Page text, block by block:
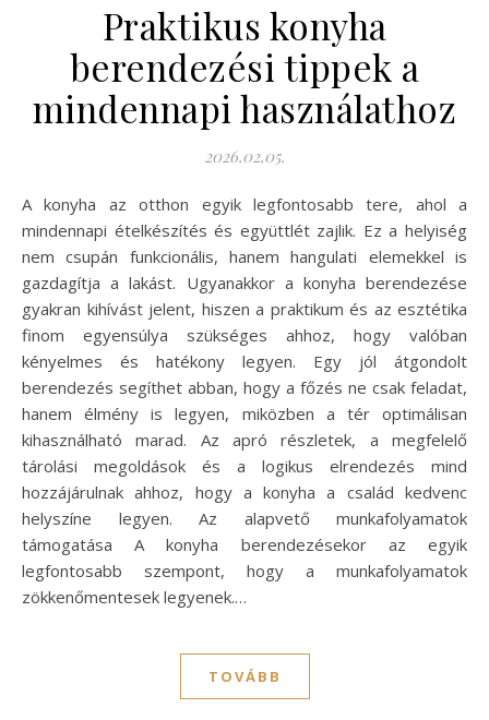
Praktikus konyha
berendezési tippek a
mindennapi használathoz
2026.02.05.
A konyha az otthon egyik legfontosabb tere, ahol a
mindennapi ételkészítés és együttlét zajlik. Ez a helyiség
nem csupán funkcionális, hanem hangulati elemekkel is
gazdagítja a lakást. Ugyanakkor a konyha berendezése
gyakran kihívást jelent, hiszen a praktikum és az esztétika
finom egyensúlya szükséges ahhoz, hogy valóban
kényelmes és hatékony legyen. Egy jól átgondolt
berendezés segíthet abban, hogy a főzés ne csak feladat,
hanem élmény is legyen, miközben a tér optimálisan
kihasználható marad. Az apró részletek, a megfelelő
tárolási megoldások és a logikus elrendezés mind
hozzájárulnak ahhoz, hogy a konyha a család kedvenc
helyszíne legyen. Az alapvető munkafolyamatok
támogatása A konyha berendezésekor az egyik
legfontosabb szempont, hogy a munkafolyamatok
zökkenőmentesek legyenek.…
TOVÁBB